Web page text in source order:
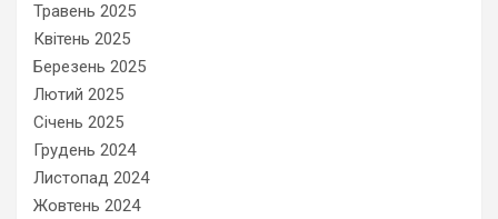
Травень 2025
Квітень 2025
Березень 2025
Лютий 2025
Січень 2025
Грудень 2024
Листопад 2024
Жовтень 2024